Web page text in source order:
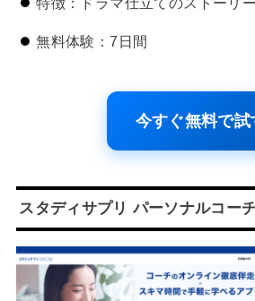
無料体験：7日間
今すぐ無料で試
スタディサプリ パーソナルコー